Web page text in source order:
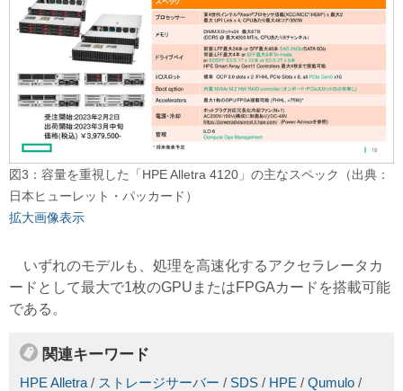
図3：容量を重視した「HPE Alletra 4120」の主なスペック（出典：
日本ヒューレット・パッカード）
拡大画像表示
いずれのモデルも、処理を高速化するアクセラレータカ
ードとして最大で1枚のGPUまたはFPGAカードを搭載可能
である。
関連キーワード
HPE Alletra/ ストレージサーバー / SDS / HPE / Qumulo /